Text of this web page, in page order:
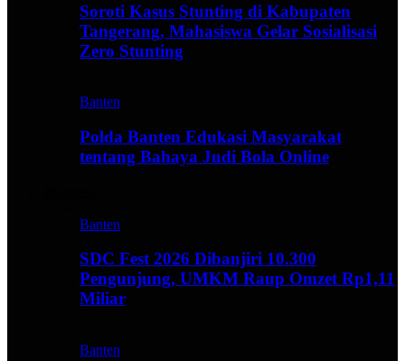
Soroti Kasus Stunting di Kabupaten
Tangerang, Mahasiswa Gelar Sosialisasi
Zero Stunting
Banten
Polda Banten Edukasi Masyarakat
tentang Bahaya Judi Bola Online
Banten
SDC Fest 2026 Dibanjiri 10.300
Pengunjung, UMKM Raup Omzet Rp1,11
Miliar
Banten